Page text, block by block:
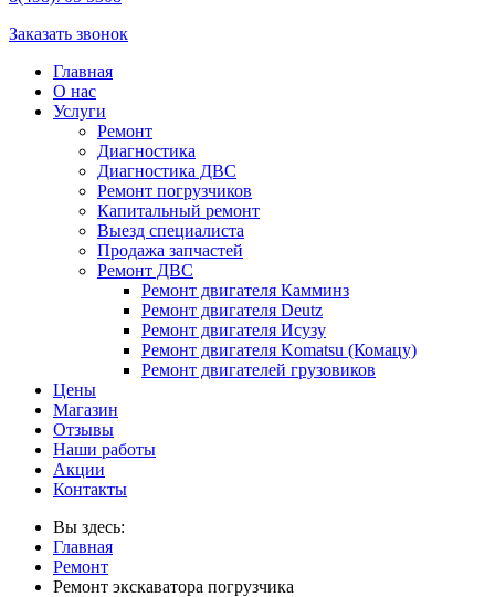
Заказать звонок
Главная
О нас
Услуги
Ремонт
Диагностика
Диагностика ДВС
Ремонт погрузчиков
Капитальный ремонт
Выезд специалиста
Продажа запчастей
Ремонт ДВС
Ремонт двигателя Камминз
Ремонт двигателя Deutz
Ремонт двигателя Исузу
Ремонт двигателя Komatsu (Комацу)
Ремонт двигателей грузовиков
Цены
Магазин
Отзывы
Наши работы
Акции
Контакты
Вы здесь:
Главная
Ремонт
Ремонт экскаватора погрузчика